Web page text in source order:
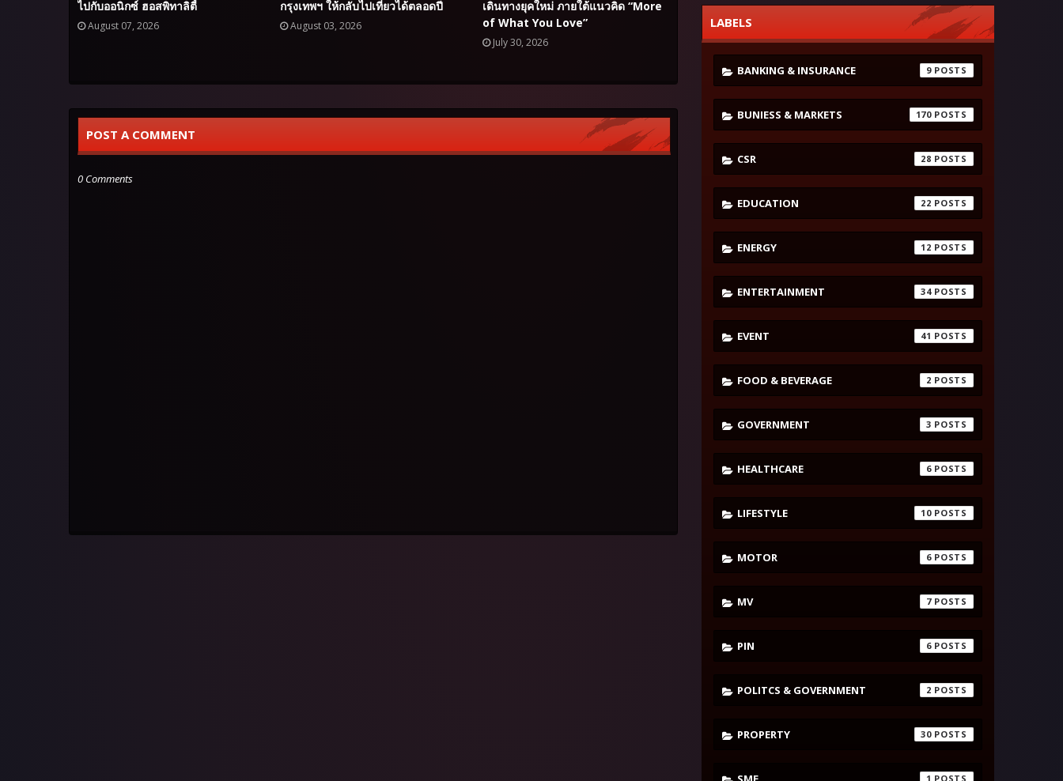
ไปกับออนิกซ์ ฮอสพิทาลิตี้
August 07, 2026
กรุงเทพฯ ให้กลับไปเที่ยวได้ตลอดปี
August 03, 2026
เดินทางยุคใหม่ ภายใต้แนวคิด “More
of What You Love”
July 30, 2026
POST A COMMENT
0 Comments
LABELS
BANKING & INSURANCE 9
BUNIESS & MARKETS 170
CSR 28
EDUCATION 22
ENERGY 12
ENTERTAINMENT 34
EVENT 41
FOOD & BEVERAGE 2
GOVERNMENT 3
HEALTHCARE 6
LIFESTYLE 10
MOTOR 6
MV 7
PIN 6
POLITCS & GOVERNMENT 2
PROPERTY 30
1